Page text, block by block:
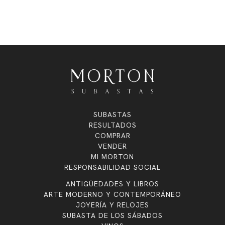
SUBASTAS
RESULTADOS
COMPRAR
VENDER
MI MORTON
RESPONSABILIDAD SOCIAL
ANTIGÜEDADES Y LIBROS
ARTE MODERNO Y CONTEMPORÁNEO
JOYERÍA Y RELOJES
SUBASTA DE LOS SÁBADOS